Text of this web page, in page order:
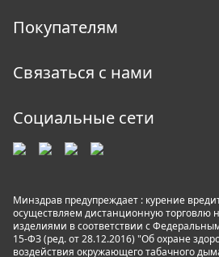
Покупателям
Связаться с нами
Социальные сети
Минздрав предупреждает : курение
осуществляем дистанционную торговлю
изделиями в соответствии с
15-ФЗ (ред. от 28.12.2016) "Об охране
воздействия окружающего табачного